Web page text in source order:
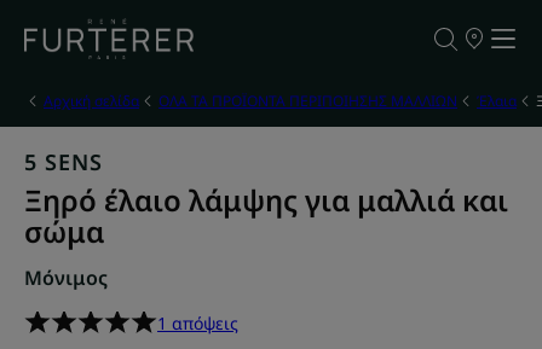
ΣΗΜΕΙΑ
ΜΑΣ
Αρχική σελίδα ΟΛΑ ΤΑ ΠΡΟΪΟΝΤΑ ΠΕΡΙΠΟΙΗΣΗΣ ΜΑΛΛΙΩΝ Έλαια
5 SENS
Ξηρό έλαιο λάμψης για μαλλιά και
σώμα
Μόνιμος
1 απόψεις